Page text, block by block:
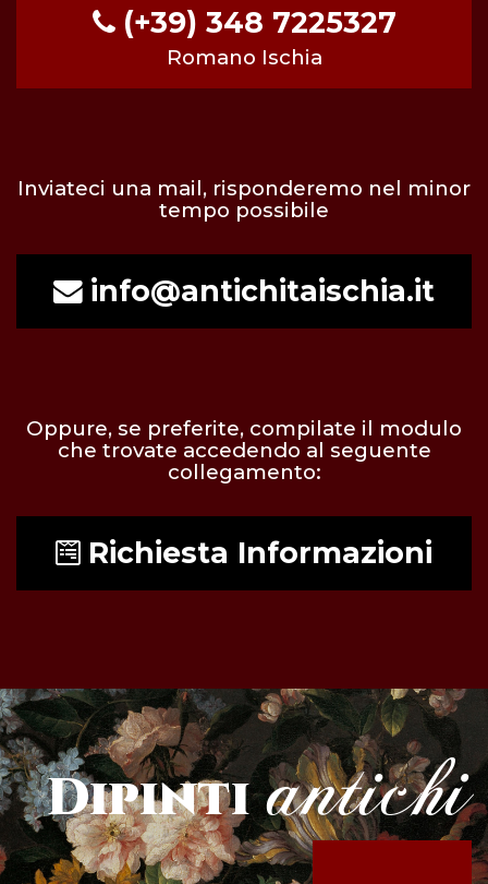
(+39) 348 7225327
Romano Ischia
Inviateci una mail, risponderemo nel minor
tempo possibile
info@antichitaischia.it
Oppure, se preferite, compilate il modulo
che trovate accedendo al seguente
collegamento:
Richiesta Informazioni
Dipinti antichi